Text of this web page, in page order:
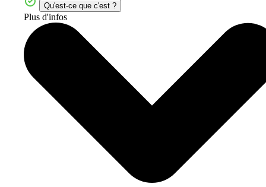
Qu'est-ce que c'est ?
Plus d'infos